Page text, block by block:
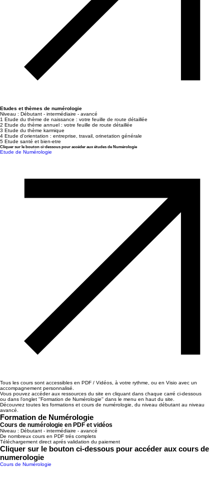
Etudes et thèmes de numérologie
Niveau : Débutant - intermédiaire - avancé
1 Etude du thème de naissance : votre feuille de route détaillée
2 Etude du thème annuel : votre feuille de route détaillée
3 Etude du thème karmique
4 Etude d'orientation : entreprise, travail, orinetation générale
5 Etude santé et bien-etre
Cliquer sur le bouton ci-dessous pour accéder aux études de Numérologie
Etude de Numérologie
Tous les cours sont accessibles en PDF / Vidéos, à votre rythme, ou en Visio avec un
accompagnement personnalisé.
Vous pouvez accéder aux ressources du site en cliquant dans chaque carré ci-dessous
ou dans l'onglet ''Formation de Numérologie'' dans le menu en haut du site.
Découvrez toutes les formations et cours de numérologie, du niveau débutant au niveau
avancé.
Formation de Numérologie
Cours de numérologie en PDF et vidéos
Niveau : Débutant - intermédiaire - avancé
De nombreux cours en PDF trés complets
Téléchargement direct aprés validation du paiement
Cliquer sur le bouton ci-dessous pour accéder aux cours de
numerologie
Cours de Numérologie